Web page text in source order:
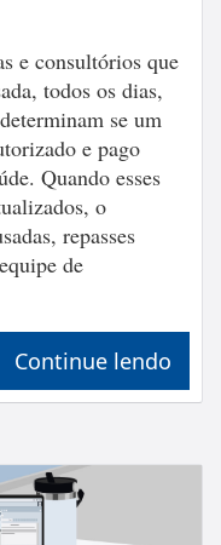
e consultórios que
todos os dias,
se um
e pago
Quando esses
o
repasses
de
Continue lendo